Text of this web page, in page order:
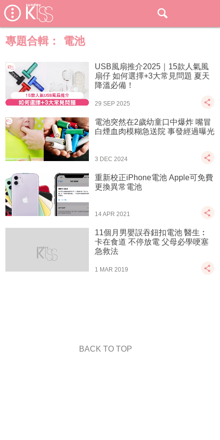
專題合輯： 電池
USB風扇推介2025｜15款人氣風
扇仔 如何選擇+3大常見問題 夏天
降溫必備！
29 SEP 2025
電池突然在2歲幼童口中爆炸 嘴冒
白煙血肉模糊急送院 事發經過曝光
3 DEC 2024
重新校正iPhone電池 Apple可免費
更換異常電池
14 APR 2021
11個月男嬰誤吞鈕扣電池 醫生︰
卡在食道 不停放電 父母必學哽塞
急救法
1 MAR 2019
BACK TO TOP